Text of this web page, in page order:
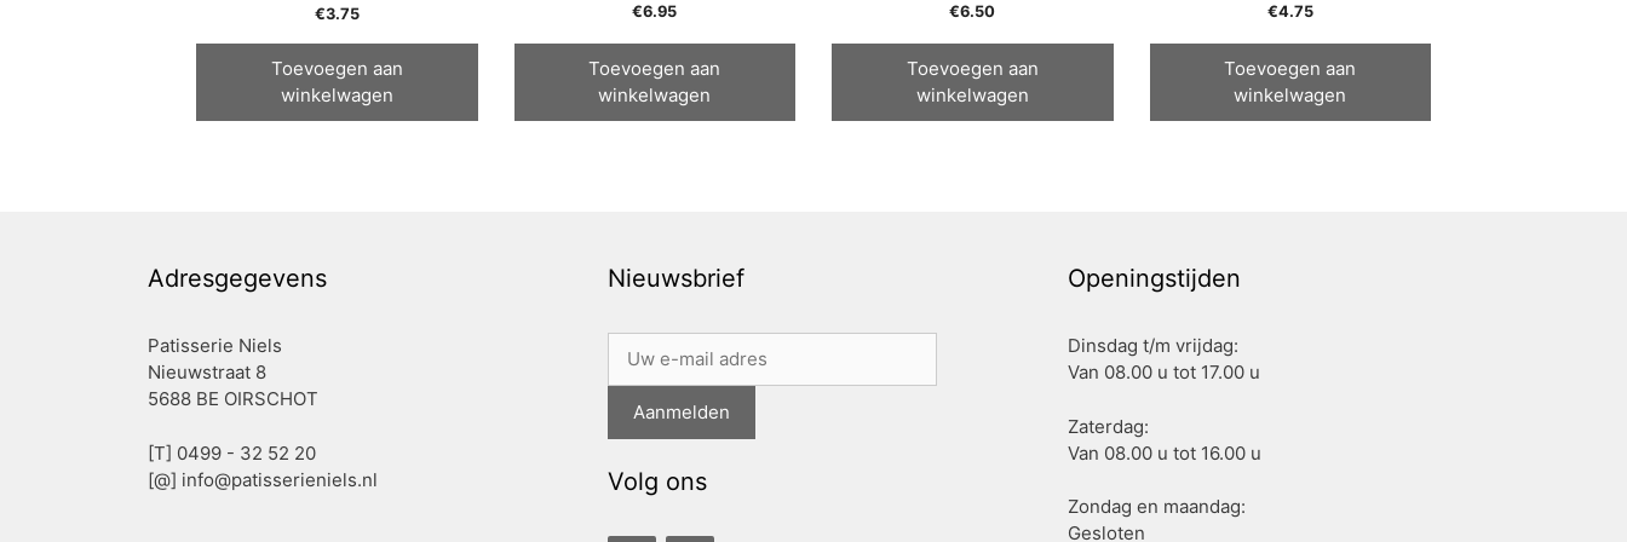
€3.75
Toevoegen aan
winkelwagen
€6.95
Toevoegen aan
winkelwagen
€6.50
Toevoegen aan
winkelwagen
€4.75
Toevoegen aan
winkelwagen
Adresgegevens
Patisserie Niels
Nieuwstraat 8
5688 BE OIRSCHOT
[T] 0499 - 32 52 20
[@] info@patisserieniels.nl
Nieuwsbrief
Volg ons
Openingstijden
Dinsdag t/m vrijdag:
Van 08.00 u tot 17.00 u
Zaterdag:
Van 08.00 u tot 16.00 u
Zondag en maandag:
Gesloten